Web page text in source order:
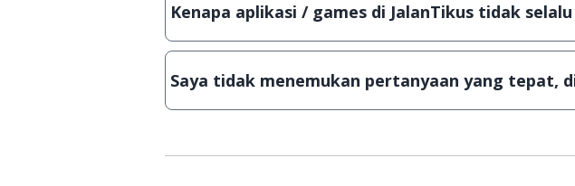
Kenapa aplikasi / games di JalanTikus tidak
Demi menjaga kualitas aplikasi dan games yang ada di
Saya tidak menemukan pertanyaan yang tepat,
Kami dengan senang hati menjawab setiap pertanyaan